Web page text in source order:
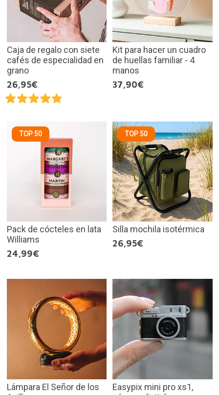
Caja de regalo con siete
cafés de especialidad en
grano
26,95€
Kit para hacer un cuadro
de huellas familiar - 4
manos
37,90€
TOP 50
Pack de cócteles en lata
Williams
24,99€
TOP 50
Silla mochila isotérmica
26,95€
Lámpara El Señor de los
Easypix mini pro xs1,